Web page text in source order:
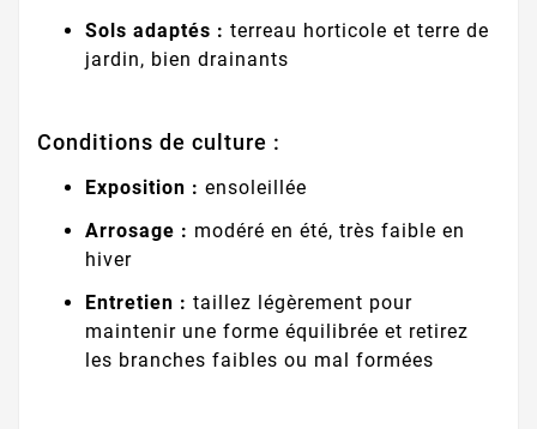
Sols adaptés : terreau horticole et terre de
jardin, bien drainants
Conditions de culture :
Exposition : ensoleillée
Arrosage : modéré en été, très faible en
hiver
Entretien : taillez légèrement pour
maintenir une forme équilibrée et retirez
les branches faibles ou mal formées